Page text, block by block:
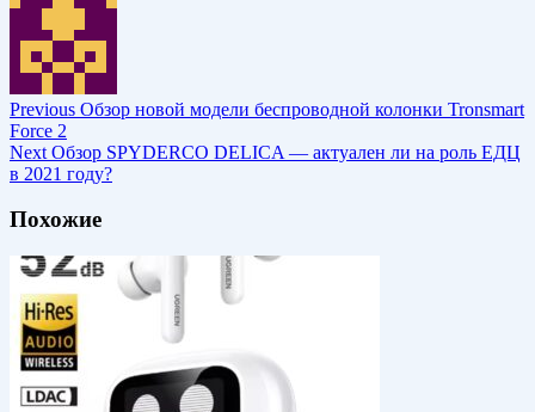
Previous Обзор новой модели беспроводной колонки Tronsmart
Force 2
Next Обзор SPYDERCO DELICA — актуален ли на роль ЕДЦ
в 2021 году?
Похожие